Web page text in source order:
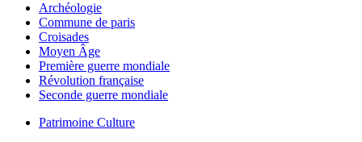
Archéologie
Commune de paris
Croisades
Moyen Âge
Première guerre mondiale
Révolution française
Seconde guerre mondiale
Patrimoine Culture